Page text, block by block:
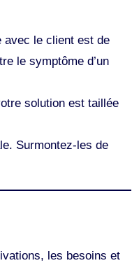
avec le client est de
le symptôme d’un
solution est taillée
Surmontez-les de
les besoins et